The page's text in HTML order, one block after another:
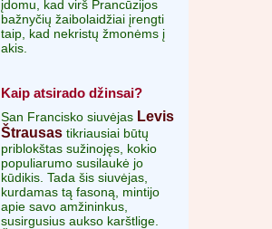
įdomu, kad virš Prancūzijos
bažnyčių žaibolaidžiai įrengti
taip, kad nekristų žmonėms į
akis.
Kaip atsirado džinsai?
San Francisko siuvėjas Levis
Štrausas tikriausiai būtų
priblokštas sužinojęs, kokio
populiarumo susilaukė jo
kūdikis. Tada šis siuvėjas,
kurdamas tą fasoną, mintijo
apie savo amžininkus,
susirgusius aukso karštlige.